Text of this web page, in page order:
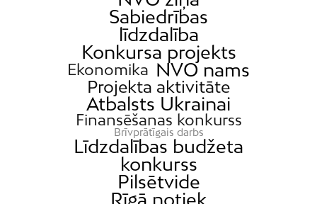
Sabiedrības
līdzdalība
Konkursa projekts
Ekonomika NVO nams
Projekta aktivitāte
Atbalsts Ukrainai
Finansēšanas konkurss
Brīvprātīgais darbs
Līdzdalības budžeta
konkurss
Pilsētvide